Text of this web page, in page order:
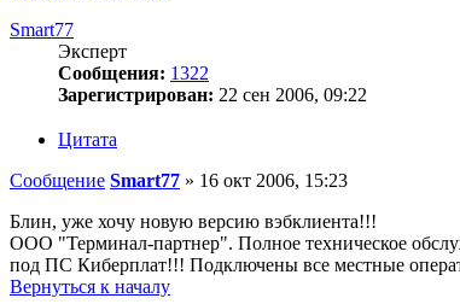
Smart77
Эксперт
Сообщения: 1322
Зарегистрирован: 22 сен 2006, 09:22
Цитата
Сообщение Smart77 » 16 окт 2006, 15:23
Блин, уже хочу новую версию вэбклиента!!!
ООО "Терминал-партнер". Полное техническое
под ПС Киберплат!!! Подключены все местные
Вернуться к началу